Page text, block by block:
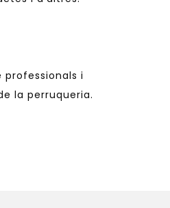
i
la perruqueria.